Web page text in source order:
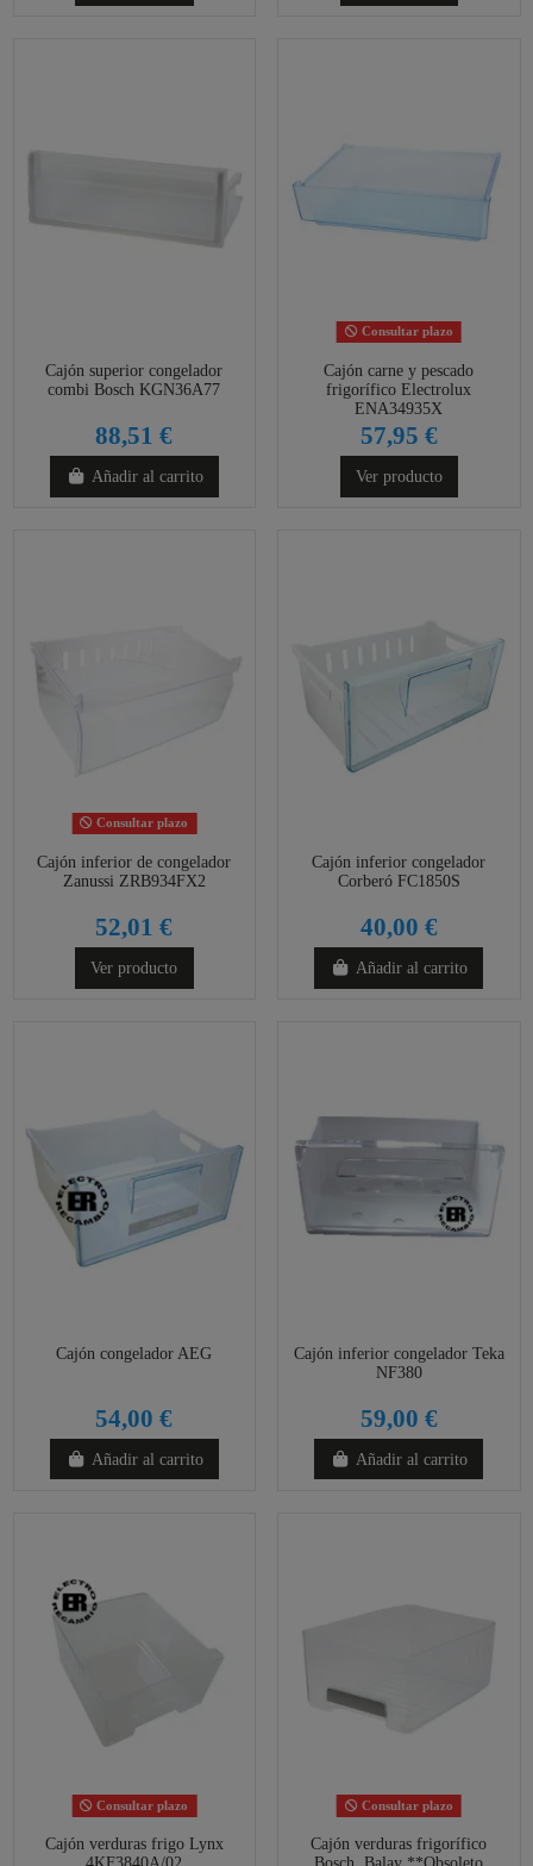
Cajón superior congelador
combi Bosch KGN36A77
88,51 €
Añadir al carrito
Consultar plazo
Cajón carne y pescado
frigorífico Electrolux
ENA34935X
57,95 €
Ver producto
Consultar plazo
Cajón inferior de congelador
Zanussi ZRB934FX2
52,01 €
Ver producto
Cajón inferior congelador
Corberó FC1850S
40,00 €
Añadir al carrito
Cajón congelador AEG
54,00 €
Añadir al carrito
Cajón inferior congelador Teka
NF380
59,00 €
Añadir al carrito
Consultar plazo
Cajón verduras frigo Lynx
Consultar plazo
Cajón verduras frigorífico